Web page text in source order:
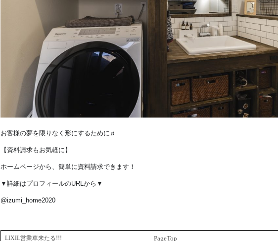
お客様の夢を限りなく形にするために♬
【資料請求もお気軽に】
ホームページから、簡単に資料請求できます！
▼詳細はプロフィールのURLから▼
@izumi_home2020
LIXIL営業車来たる!!! PageTop